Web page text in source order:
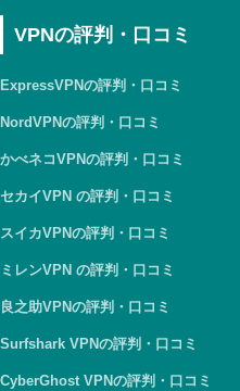
VPNの評判・口コミ
ExpressVPNの評判・口コミ
NordVPNの評判・口コミ
かべネコVPNの評判・口コミ
セカイVPN の評判・口コミ
スイカVPNの評判・口コミ
ミレンVPN の評判・口コミ
良之助VPNの評判・口コミ
Surfshark VPNの評判・口コミ
CyberGhost VPNの評判・口コミ